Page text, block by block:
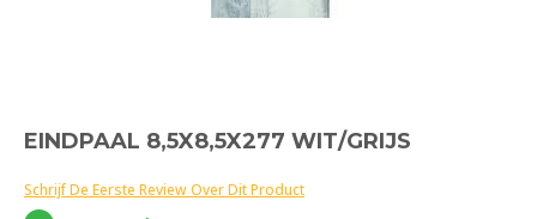
Ga
naar
begin
EINDPAAL 8,5X8,5X277 WIT/GRIJS
Schrijf De Eerste Review Over Dit Product